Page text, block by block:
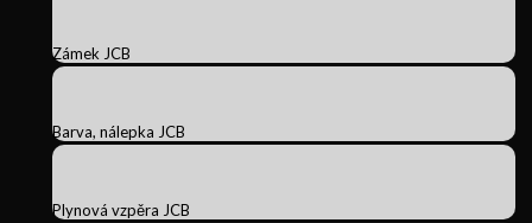
Zámek JCB
Barva, nálepka JCB
Plynová vzpěra JCB